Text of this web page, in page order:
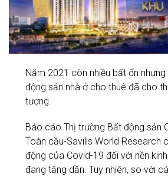
Năm 2021 còn nhiều bất ổn
động sản nhà ở cho thuê đã cho
tượng.
Báo cáo Thị trường Bất động sản
Toàn cầu-Savills World Research
động của Covid-19 đối với nền
đang tăng dần. Tuy nhiên, so với